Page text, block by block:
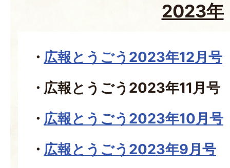
2023年
広報とうごう2023年12月号
広報とうごう2023年11月号
広報とうごう2023年10月号
広報とうごう2023年9月号